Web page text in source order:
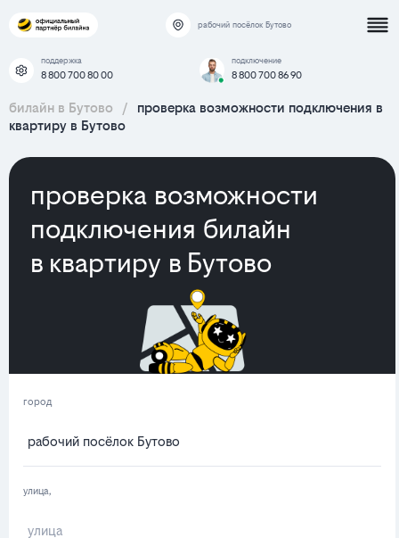
рабочий посёлок Бутово
поддержка
8 800 700 80 00
подключение
8 800 700 86 90
билайн в Бутово /
проверка возможности подключения в
квартиру в Бутово
проверка возможности
подключения билайн
в квартиру в Бутово
город
улица,